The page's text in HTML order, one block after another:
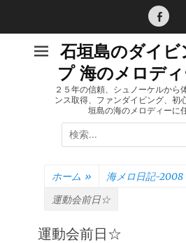
石垣島のダイビ
プ 海のメロデ
２５年の信頼、シュノーケルから
ンス取得、ファンダイビング、初
垣島の海のメロディーに
検
索:
ホーム » 海メロ日記-2008
運動会前日☆
運動会前日☆